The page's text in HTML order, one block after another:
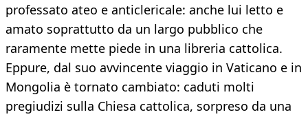
professato ateo e anticlericale: anche lui letto e
amato soprattutto da un largo pubblico che
raramente mette piede in una libreria cattolica.
Eppure, dal suo avvincente viaggio in Vaticano e in
Mongolia è tornato cambiato: caduti molti
pregiudizi sulla Chiesa cattolica, sorpreso da una